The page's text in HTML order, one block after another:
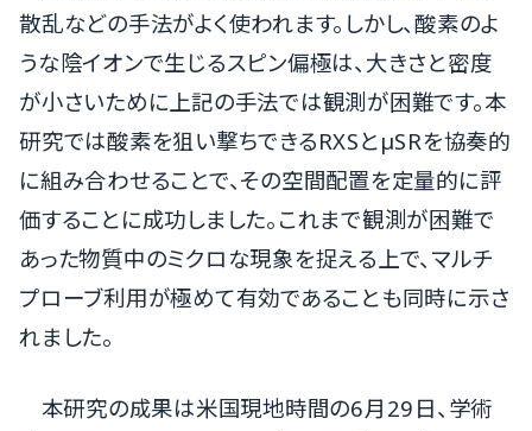
散乱などの手法がよく使われます。しかし、酸素のよ
うな陰イオンで生じるスピン偏極は、大きさと密度
が小さいために上記の手法では観測が困難です。本
研究では酸素を狙い撃ちできるRXSとµSRを協奏的
に組み合わせることで、その空間配置を定量的に評
価することに成功しました。これまで観測が困難で
あった物質中のミクロな現象を捉える上で、マルチ
プローブ利用が極めて有効であることも同時に示さ
れました。
本研究の成果は米国現地時間の6月29日、学術